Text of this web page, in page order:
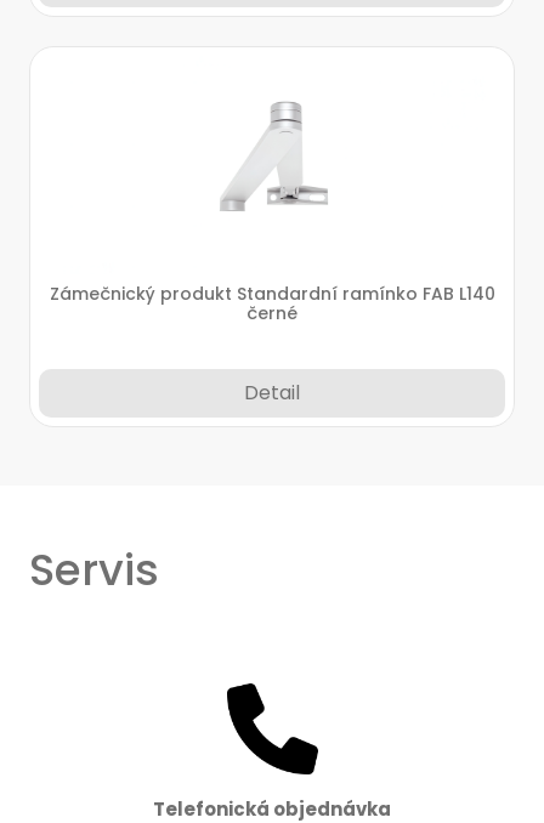
Zámečnický produkt Standardní ramínko FAB L140
černé
Detail
Servis
Telefonická objednávka